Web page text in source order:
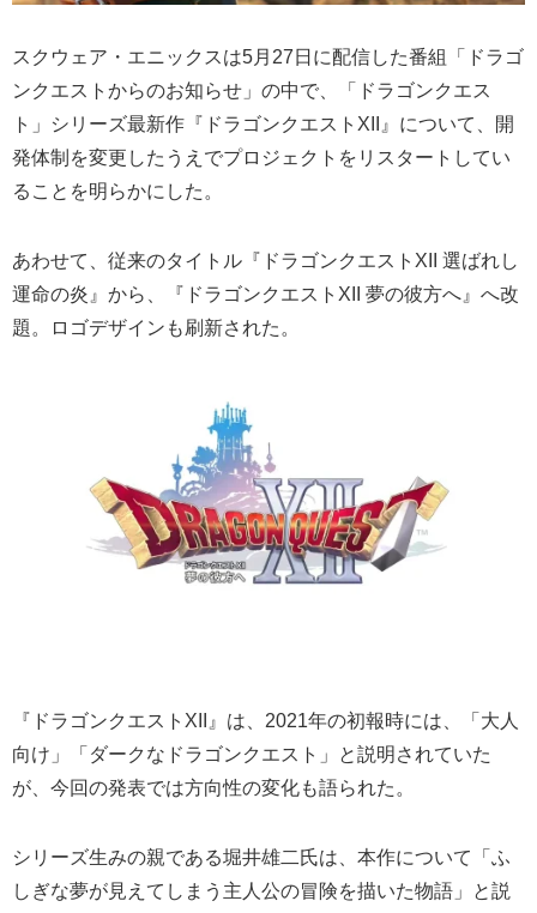
スクウェア・エニックスは5月27日に配信した番組「ドラゴ
ンクエストからのお知らせ」の中で、「ドラゴンクエス
ト」シリーズ最新作『ドラゴンクエストXII』について、開
発体制を変更したうえでプロジェクトをリスタートしてい
ることを明らかにした。
あわせて、従来のタイトル『ドラゴンクエストXII 選ばれし
運命の炎』から、『ドラゴンクエストXII 夢の彼方へ』へ改
題。ロゴデザインも刷新された。
『ドラゴンクエストXII』は、2021年の初報時には、「大人
向け」「ダークなドラゴンクエスト」と説明されていた
が、今回の発表では方向性の変化も語られた。
シリーズ生みの親である堀井雄二氏は、本作について「ふ
しぎな夢が見えてしまう主人公の冒険を描いた物語」と説